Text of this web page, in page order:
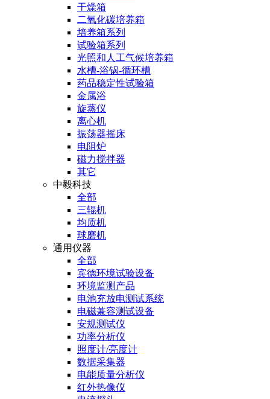
干燥箱
二氧化碳培养箱
培养箱系列
试验箱系列
光照和人工气候培养箱
水槽-浴锅-循环槽
药品稳定性试验箱
金属浴
旋蒸仪
离心机
振荡器摇床
电阻炉
磁力搅拌器
其它
中毅科技
全部
三辊机
均质机
球磨机
通用仪器
全部
宾德环境试验设备
环境监测产品
电池充放电测试系统
电磁兼容测试设备
安规测试仪
功率分析仪
照度计/亮度计
数据采集器
电能质量分析仪
红外热像仪